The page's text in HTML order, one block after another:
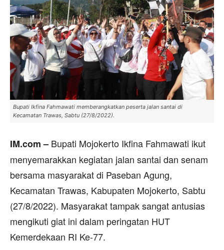
Bupati Ikfina Fahmawati memberangkatkan peserta jalan santai di
Kecamatan Trawas, Sabtu (27/8/2022).
IM.com – Bupati Mojokerto Ikfina Fahmawati ikut
menyemarakkan kegiatan jalan santai dan senam
bersama masyarakat di Paseban Agung,
Kecamatan Trawas, Kabupaten Mojokerto, Sabtu
(27/8/2022). Masyarakat tampak sangat antusias
mengikuti giat ini dalam peringatan HUT
Kemerdekaan RI Ke-77.